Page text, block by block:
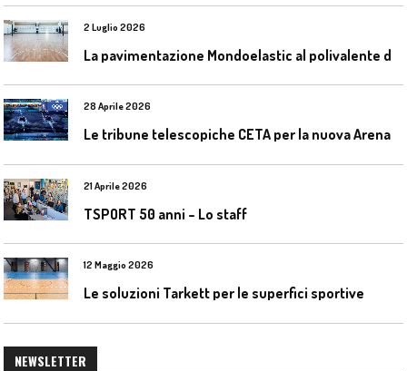
2 Luglio 2026
28 Aprile 2026
21 Aprile 2026
TSPORT 50 anni – Lo staff
12 Maggio 2026
Le soluzioni Tarkett per le superfici sportive
NEWSLETTER